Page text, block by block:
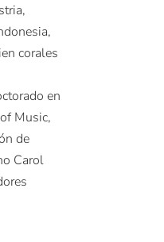
corales
en
Music,
de
Carol